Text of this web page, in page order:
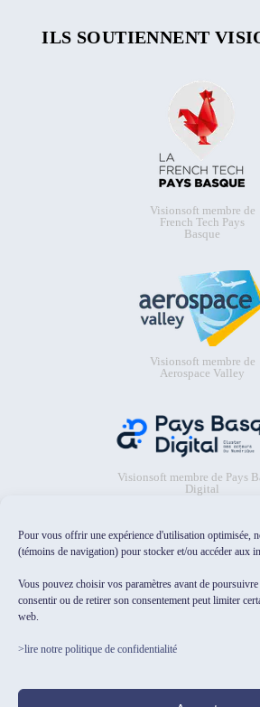
Pour vous offrir une expérience d'utilisation optimisée,
(témoins de navigation) pour stocker et/ou accéder aux
Vous pouvez choisir vos paramètres avant de
consentir ou de retirer son consentement peut limiter
web.
>lire notre politique de confidentialité
ILS SOUTIENNENT
Visionsoft membre de
French Tech Pays
Basque
Visionsoft membre de
Aerospace Valley
Visionsoft membre de Pays
Digital
catalogue Osez l'IA pour les
de HubFranceIA